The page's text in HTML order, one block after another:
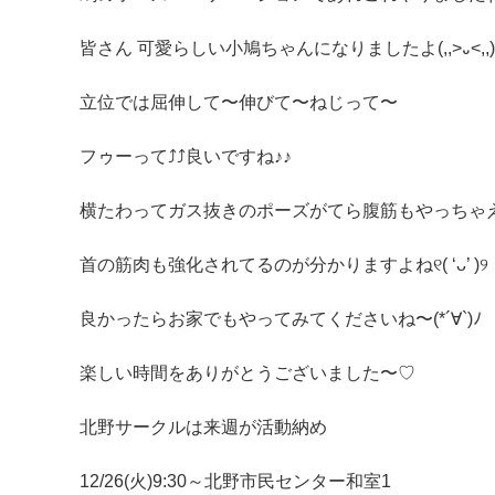
皆さん 可愛らしい小鳩ちゃんになりましたよ
立位では屈伸して〜伸びて〜ねじって〜
フゥーって⤴︎⤴︎良いですね♪♪
横たわってガス抜きのポーズがてら腹筋もやっちゃ
首の筋肉も強化されてるのが分かりますよね୧( ‘ᴗ’ )୨
良かったらお家でもやってみてくださいね〜(*´∀`)ﾉ
楽しい時間をありがとうございました〜♡
北野サークルは来週が活動納め
12/26(火)9:30～北野市民センター和室1